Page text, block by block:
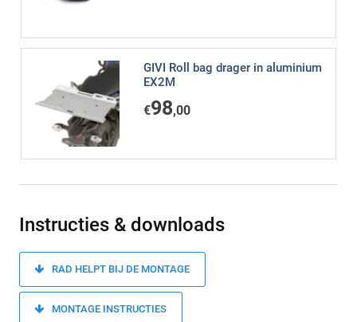
GIVI Roll bag drager in aluminium
EX2M
€98,00
Instructies & downloads
RAD HELPT BIJ DE MONTAGE
MONTAGE INSTRUCTIES